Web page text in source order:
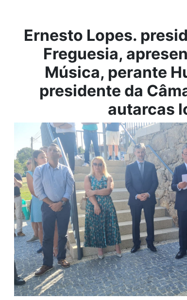
Ernesto Lopes.
Freguesia,
Música, perante
presidente da
autarcas